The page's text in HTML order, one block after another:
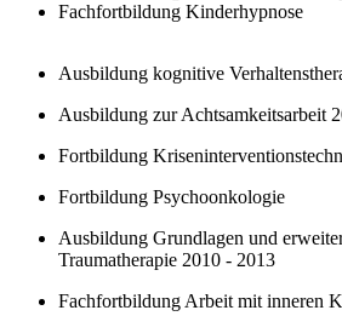
Fachfortbildung Kinderhypnose
Ausbildung kognitive
Ausbildung zur Achtsamkeitsarbeit
Fortbildung
Fortbildung Psychoonkologie
Ausbildung Grundlagen und
Traumatherapie 2010 - 2013
Fachfortbildung Arbeit mit inneren